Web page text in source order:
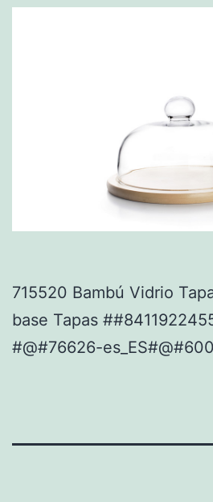
715520 Bambú Vidrio
base Tapas
#@#76626-